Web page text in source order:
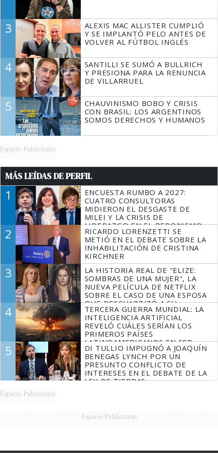
3
ALEXIS MAC ALLISTER CUMPLIÓ
Y SE IMPLANTÓ PELO ANTES DE
VOLVER AL FÚTBOL INGLÉS
4
SANTILLI SE SUMÓ A BULLRICH
Y PRESIONA PARA LA RENUNCIA
DE VILLARRUEL
5
CHAUVINISMO BOBO Y CRISIS
CON BRASIL: LOS ARGENTINOS
SOMOS DERECHOS Y HUMANOS
Espacio Publicitario
MÁS LEÍDAS DE PERFIL
1
ENCUESTA RUMBO A 2027:
CUATRO CONSULTORAS
MIDIERON EL DESGASTE DE
MILEI Y LA CRISIS DE
LIDERAZGO EN EL PERONISMO
2
RICARDO LORENZETTI SE
METIÓ EN EL DEBATE SOBRE LA
INHABILITACIÓN DE CRISTINA
KIRCHNER
3
LA HISTORIA REAL DE "ELIZE:
SOMBRAS DE UNA MUJER", LA
NUEVA PELÍCULA DE NETFLIX
SOBRE EL CASO DE UNA ESPOSA
QUE DESCUARTIZÓ A SU
MARIDO
4
TERCERA GUERRA MUNDIAL: LA
INTELIGENCIA ARTIFICIAL
REVELÓ CUÁLES SERÍAN LOS
PRIMEROS PAÍSES
LATINOAMERICANOS EN SER
DERROTADOS
5
DI TULLIO IMPUGNÓ A JOAQUÍN
BENEGAS LYNCH POR UN
PRESUNTO CONFLICTO DE
INTERESES EN EL DEBATE DE LA
LEY DE TIERRAS
Espacio Publicitario
Espacio Publicitario